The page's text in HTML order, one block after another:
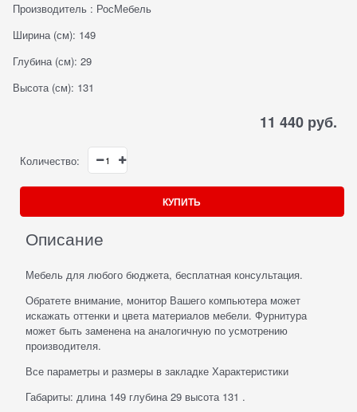
Производитель : РосМебель
Ширина (см): 149
Глубина (см): 29
Высота (см): 131
11 440 руб.
Количество:
КУПИТЬ
Описание
Мебель для любого бюджета, бесплатная консультация.
Обратете внимание, монитор Вашего компьютера может
искажать оттенки и цвета материалов мебели. Фурнитура
может быть заменена на аналогичную по усмотрению
производителя.
Все параметры и размеры в закладке Характеристики
Габариты: длина 149 глубина 29 высота 131 .